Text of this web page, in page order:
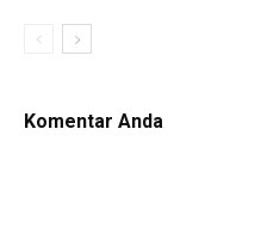
Komentar Anda